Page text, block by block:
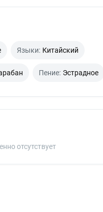
Языки: Китайский
Пение: Эстрадное
отсутствует